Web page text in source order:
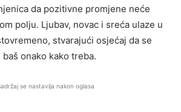
da pozitivne promjene neće
polju. Ljubav, novac i sreća ulaze u
stvarajući osjećaj da se
onako kako treba.
se nastavlja nakon oglasa